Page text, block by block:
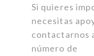
Si quieres
necesitas
contactarnos
número de